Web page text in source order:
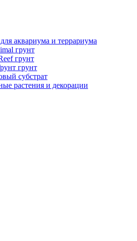
аквариума и террариума
грунт
грунт
грунт
субстрат
растения и декорации